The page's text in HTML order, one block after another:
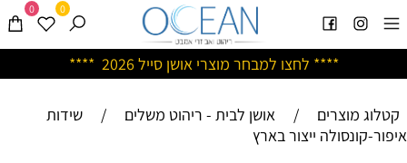
**** לחצו למבחר מוצרי אושן סייל 2026 ****
0 0
קטלוג מוצרים / אושן לבית - ריהוט משלים /
שידות
איפור-קונסולה ייצור בארץ